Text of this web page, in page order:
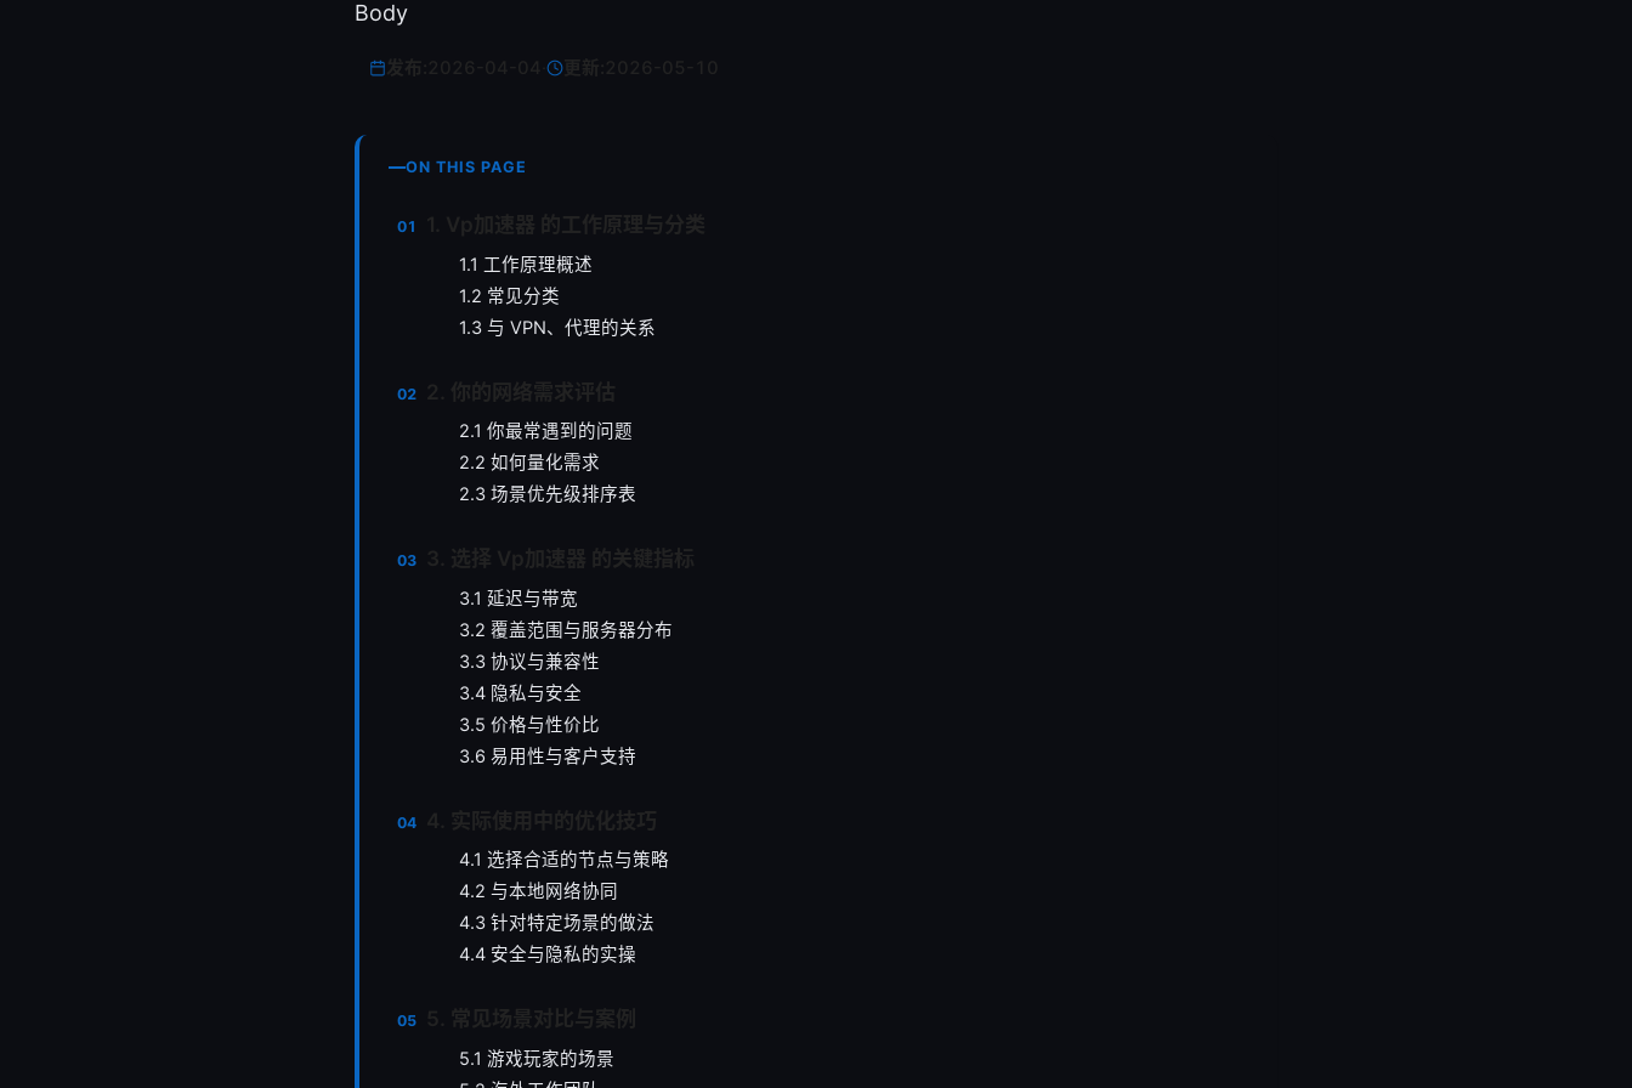
Body
更新:
ON THIS PAGE
1.1 工作原理概述
1.2 常见分类
1.3 与 VPN、代理的关系
2.1 你最常遇到的问题
2.2 如何量化需求
2.3 场景优先级排序表
3.1 延迟与带宽
3.2 覆盖范围与服务器分布
3.3 协议与兼容性
3.4 隐私与安全
3.5 价格与性价比
3.6 易用性与客户支持
4.1 选择合适的节点与策略
4.2 与本地网络协同
4.3 针对特定场景的做法
4.4 安全与隐私的实操
5.1 游戏玩家的场景